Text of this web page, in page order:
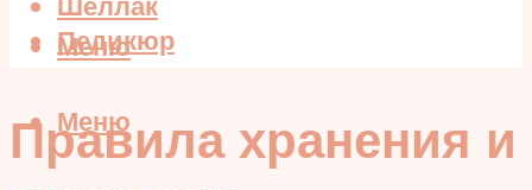
Педикюр
Меню
Меню
Правила хранения и